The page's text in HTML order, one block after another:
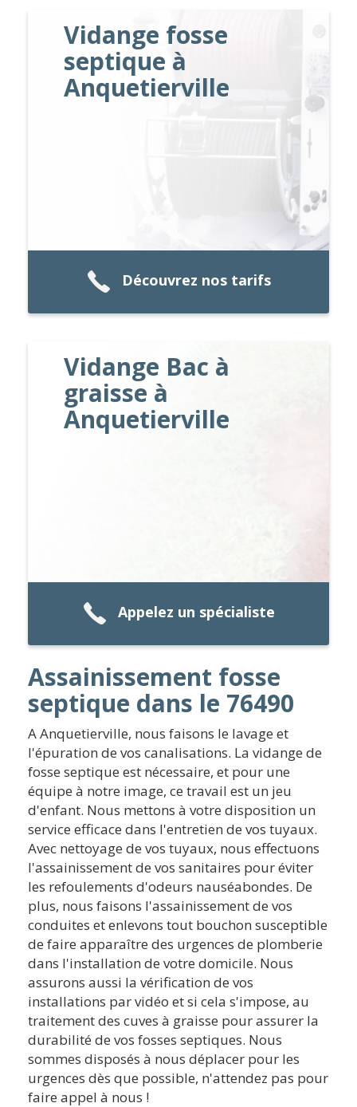
Vidange fosse
septique à
Anquetierville
Découvrez nos tarifs
Vidange Bac à
graisse à
Anquetierville
Appelez un spécialiste
Assainissement fosse
septique dans le 76490
A Anquetierville, nous faisons le lavage et
l'épuration de vos canalisations. La vidange de
fosse septique est nécessaire, et pour une
équipe à notre image, ce travail est un jeu
d'enfant. Nous mettons à votre disposition un
service efficace dans l'entretien de vos tuyaux.
Avec nettoyage de vos tuyaux, nous effectuons
l'assainissement de vos sanitaires pour éviter
les refoulements d'odeurs nauséabondes. De
plus, nous faisons l'assainissement de vos
conduites et enlevons tout bouchon susceptible
de faire apparaître des urgences de plomberie
dans l'installation de votre domicile. Nous
assurons aussi la vérification de vos
installations par vidéo et si cela s'impose, au
traitement des cuves à graisse pour assurer la
durabilité de vos fosses septiques. Nous
sommes disposés à nous déplacer pour les
urgences dès que possible, n'attendez pas pour
faire appel à nous !